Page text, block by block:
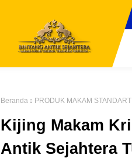
Beranda PRODUK MAKAM STANDART
Kijing Makam
Antik Sejahtera